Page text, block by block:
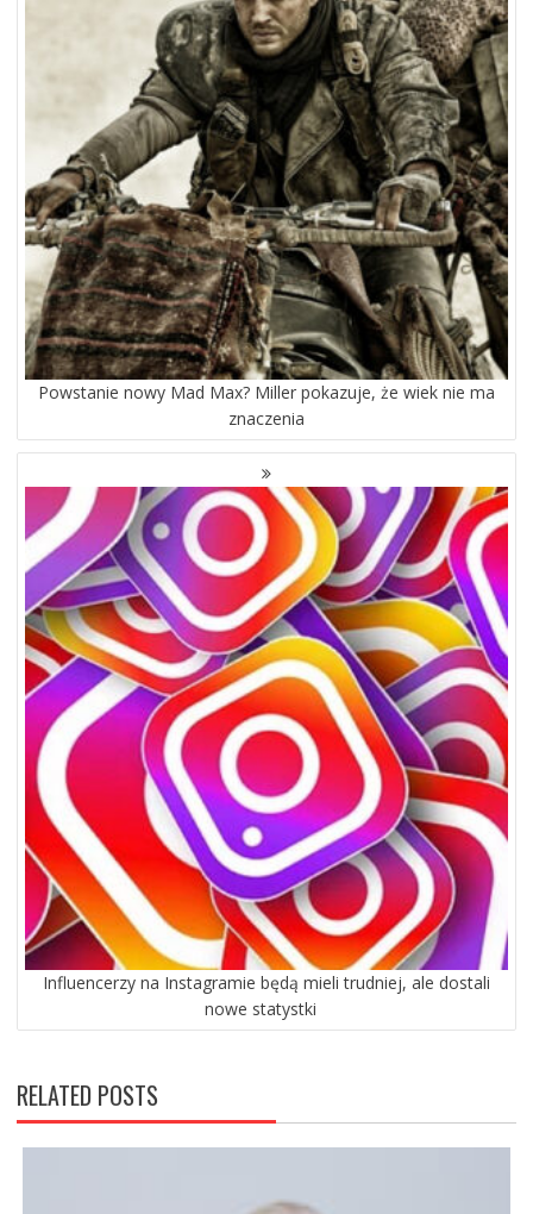
Powstanie nowy Mad Max? Miller pokazuje, że wiek nie ma
znaczenia
Influencerzy na Instagramie będą mieli trudniej, ale dostali
nowe statystki
RELATED POSTS